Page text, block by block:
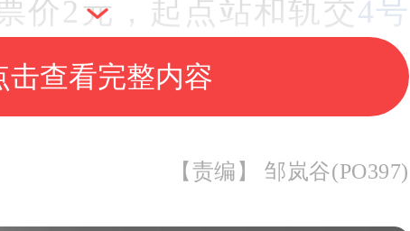
价2元，起点站和轨交4号
缝衔接，并且在轨交车站
报及换乘引导标识牌，目
近3000人次。
击查看完整内容
【责编】 邹岚谷(PO397)